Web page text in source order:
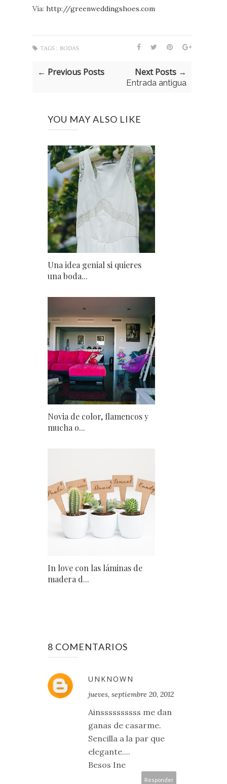
Vía: http://greenweddingshoes.com
TAGS : BODAS
← Previous Posts Next Posts →
Entrada antigua
YOU MAY ALSO LIKE
Una idea genial si quieres
una boda...
Novia de color, flamencos y
mucha o...
In love con las láminas de
madera d...
8 COMENTARIOS
UNKNOWN
jueves, septiembre 20, 2012
Ainssssssssss me dan
ganas de casarme.
Sencilla a la par que
elegante....
Besos Ine
Responder